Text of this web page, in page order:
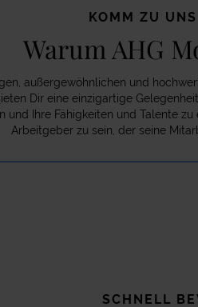
KOMM ZU
Warum AHG
außergewöhnlichen und
Dir eine einzigartige
und Ihre Fähigkeiten und Talente
Arbeitgeber zu sein, der seine
SCHNELL